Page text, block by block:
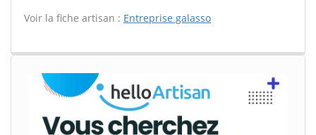
Voir la fiche artisan : Entreprise galasso